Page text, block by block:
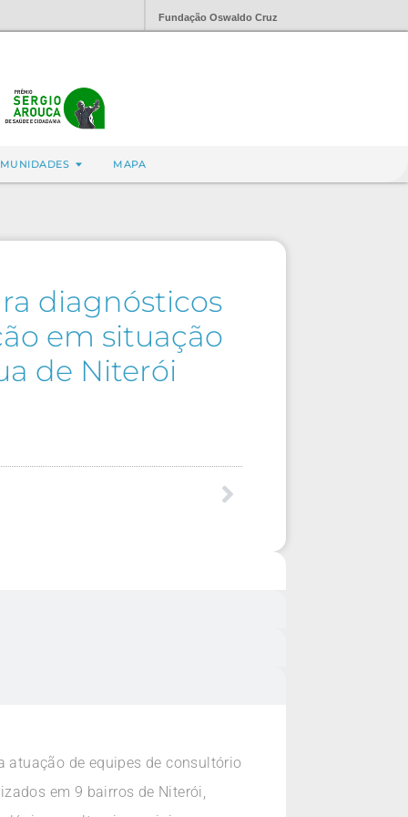
Fundação Oswaldo Cruz
MAPA
diagnósticos
em situação
de Niterói
atuação de equipes de consultório
em 9 bairros de Niterói,